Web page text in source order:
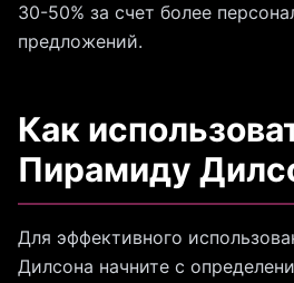
30-50% за счет более
предложений.
Как
Пирамиду
Для эффективного
Дилсона начните с